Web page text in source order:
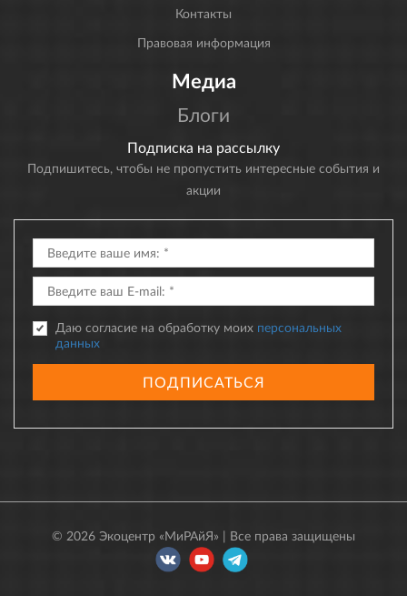
Контакты
Правовая информация
Медиа
Блоги
Подписка на рассылку
Подпишитесь, чтобы не пропустить интересные события и
акции
Даю согласие на обработку моих персональных
данных
ПОДПИСАТЬСЯ
© 2026 Экоцентр «МиРАйЯ» | Все права защищены